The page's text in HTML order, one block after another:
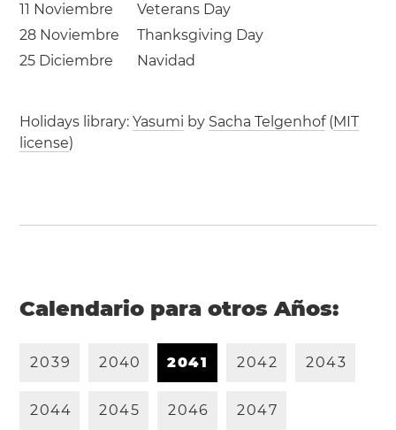
11 Noviembre
Veterans Day
28 Noviembre
Thanksgiving Day
25 Diciembre
Navidad
Holidays library:Yasumi by Sacha Telgenhof(MIT
license)
Calendario para otros Años:
2039 2040 2041 2042 2043
2044 2045 2046 2047